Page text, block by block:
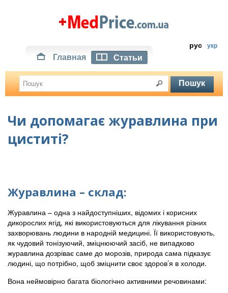
рус укр
Главная Статьи
Чи допомагає журавлина при
циститі?
Журавлина – склад:
Журавлина – одна з найдоступніших, відомих і корисних
дикорослих ягід, які використовуються для лікування різних
захворювань людини в народній медицині. Її використовують,
як чудовий тонізуючий, зміцнюючий засіб, не випадково
журавлина дозріває саме до морозів, природа сама підказує
людині, що потрібно, щоб зміцнити своє здоров’я в холоди.
Вона неймовірно багата біологічно активними речовинами: